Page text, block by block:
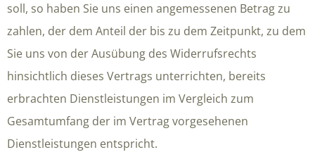
soll, so haben Sie uns einen angemessenen Betrag zu
zahlen, der dem Anteil der bis zu dem Zeitpunkt, zu dem
Sie uns von der Ausübung des Widerrufsrechts
hinsichtlich dieses Vertrags unterrichten, bereits
erbrachten Dienstleistungen im Vergleich zum
Gesamtumfang der im Vertrag vorgesehenen
Dienstleistungen entspricht.